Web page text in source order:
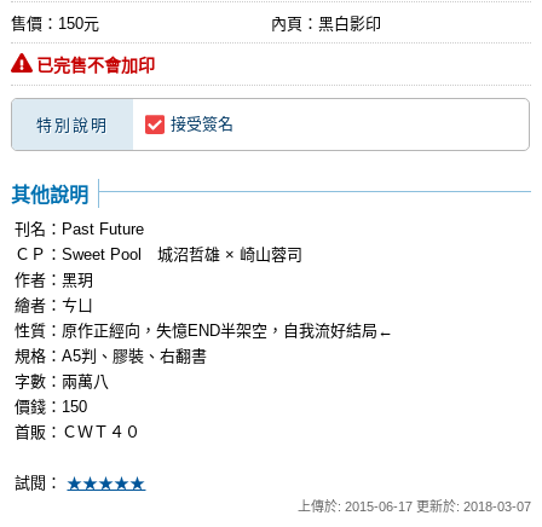
售價：150元 內頁：黑白影印
已完售不會加印
特別說明 接受簽名
其他說明
刊名：Past Future
ＣＰ：Sweet Pool 城沼哲雄 × 崎山蓉司
作者：黑玥
繪者：ㄘㄩ
性質：原作正經向，失憶END半架空，自我流好結局←
規格：A5判、膠裝、右翻書
字數：兩萬八
價錢：150
首販：ＣＷＴ４０
試閱：★★★★★
上傳於: 2015-06-17 更新於: 2018-03-07